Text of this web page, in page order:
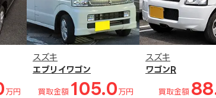
万円
スズキ
エブリイワゴン
買取金額 105.0 万円
スズキ
ワゴンR
買取金額